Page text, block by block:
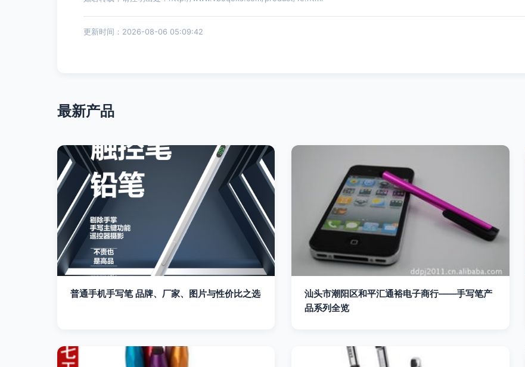
更新时间：2026-08-06 05:09:42
最新产品
普通手机手写笔 品牌、厂家、图片与性价比之选
汕头市潮阳区和平汇通裕电子商行——手写笔产
品系列全览